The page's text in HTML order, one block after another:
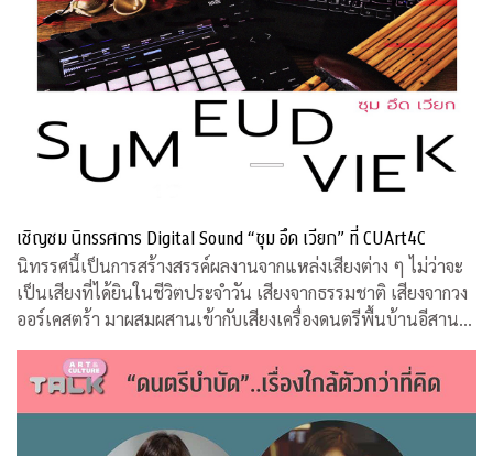
เชิญชม นิทรรศการ Digital Sound “ซุม อึด เวียก” ที่ CUArt4C
นิทรรศนี้เป็นการสร้างสรรค์ผลงานจากแหล่งเสียงต่าง ๆ ไม่ว่าจะ
เป็นเสียงที่ได้ยินในชีวิตประจำวัน เสียงจากธรรมชาติ เสียงจากวง
ออร์เคสตร้า มาผสมผสานเข้ากับเสียงเครื่องดนตรีพื้นบ้านอีสานที่
คุ้นหู ผ่านกระบวนการและเทคนิคทางด้านดิจิทัล